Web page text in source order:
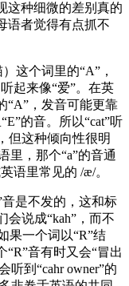
这种细微的差别真的
语者觉得有点抓不
这个词里的“A”，
起来像“爱”。在英
“A”，发音可能更靠
的音。所以“cat”听
但这种倾向性很明
里，那个“a”的音通
语里常见的 /æ/。
是不发的，这和标
会说成“kah”，而不
果一个词以“R”结
音有时又会“冒出
听到“cahr owner”的